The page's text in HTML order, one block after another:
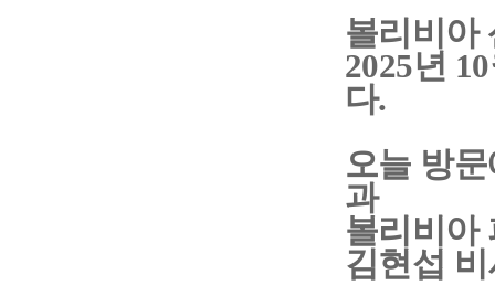
볼리비아
2025년
다.
오늘 방
과
볼리비아
김현섭